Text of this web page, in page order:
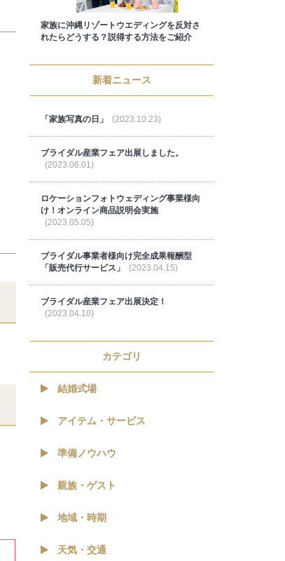
家族に沖縄リゾートウエディングを反対さ
れたらどうする？説得する方法をご紹介
新着ニュース
「家族写真の日」 (2023.10.23)
ブライダル産業フェア出展しました。
(2023.06.01)
ロケーションフォトウェディング事業様向
け！オンライン商品説明会実施
(2023.05.05)
ブライダル事業者様向け完全成果報酬型
「販売代行サービス」
(2023.04.15)
ブライダル産業フェア出展決定！
(2023.04.10)
カテゴリ
結婚式場
アイテム・サービス
準備ノウハウ
親族・ゲスト
地域・時期
天気・交通